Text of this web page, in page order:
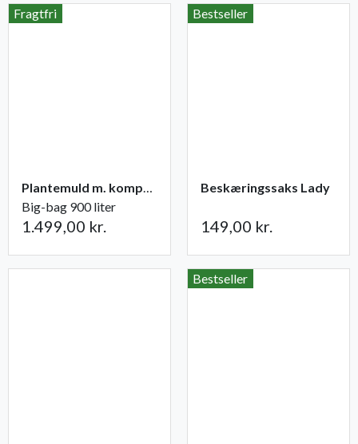
Fragtfri
Plantemuld m. kompost fra Champost
Big-bag 900 liter
1.499,00 kr.
Bestseller
Beskæringssaks Lady
149,00 kr.
Bestseller